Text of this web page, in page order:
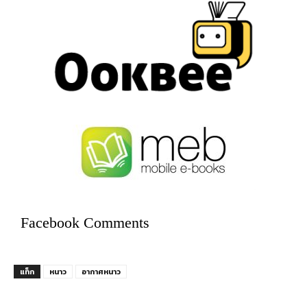
Facebook Comments
แท็ก หนาว อากาศหนาว